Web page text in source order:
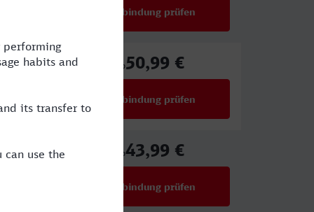
Verbindung prüfen
ab50,99 €
Verbindung prüfen
ab43,99 €
Verbindung prüfen